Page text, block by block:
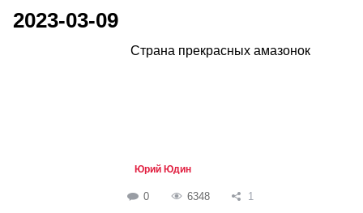
2023-03-09
Страна прекрасных амазонок
Юрий Юдин
0 6348 1